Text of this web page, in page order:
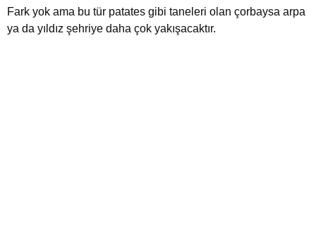
Fark yok ama bu tür patates gibi taneleri olan çorbaysa arpa
ya da yıldız şehriye daha çok yakışacaktır.